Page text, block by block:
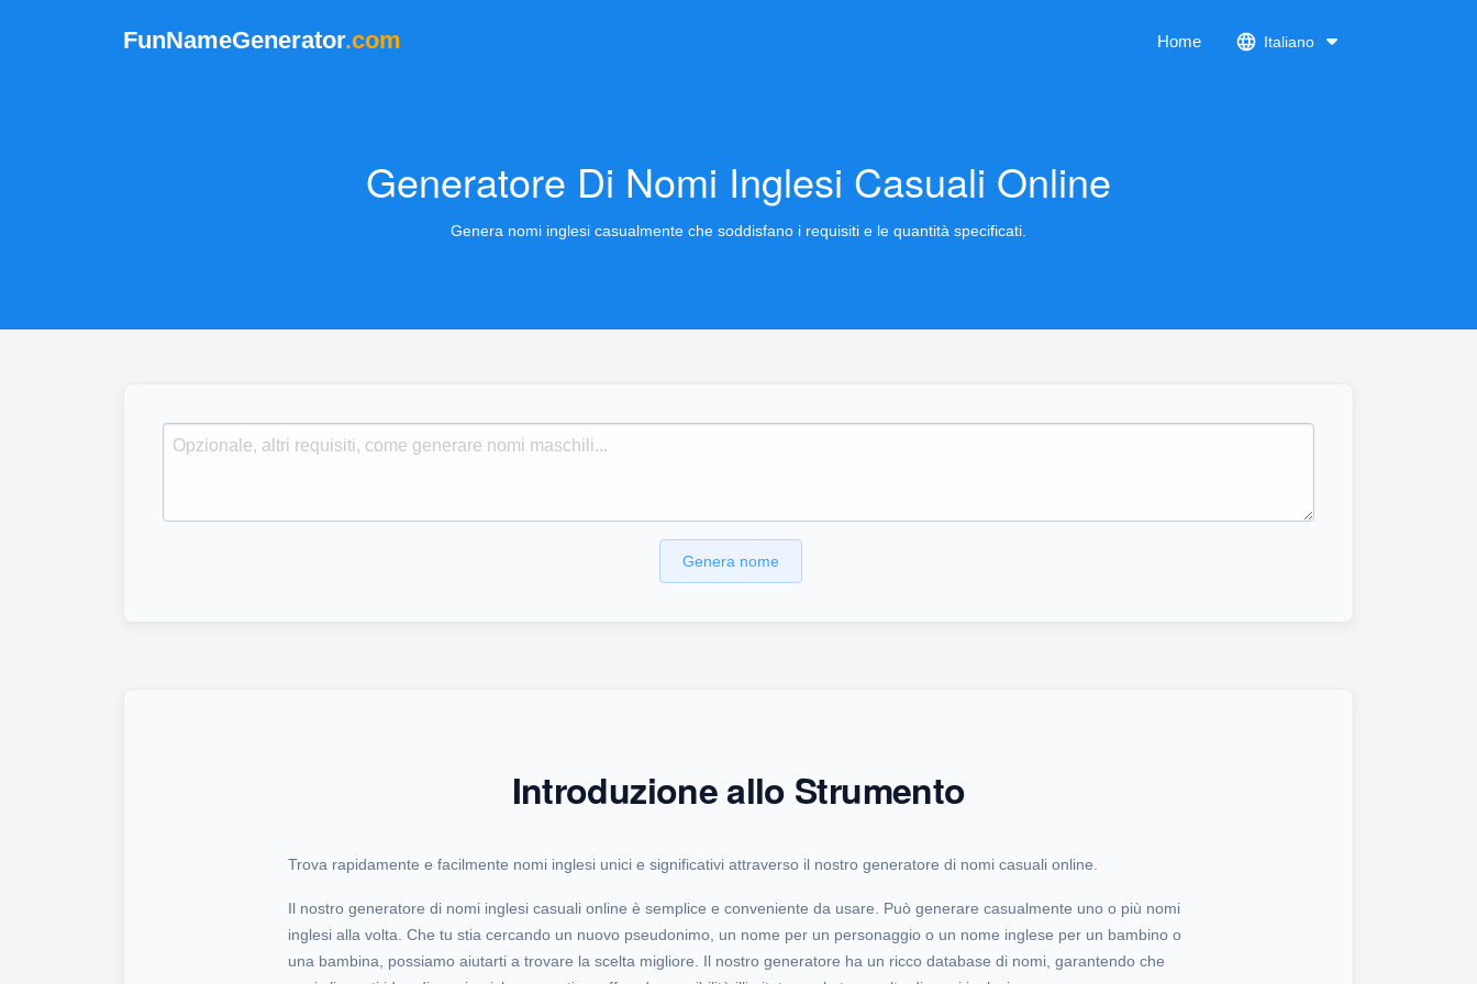
FunNameGenerator.com Home Italiano
Generatore Di Nomi Inglesi Casuali Online
Genera nomi inglesi casualmente che soddisfano i requisiti e le quantità specificati.
Genera nome
Introduzione allo Strumento
Trova rapidamente e facilmente nomi inglesi unici e significativi attraverso il nostro generatore di nomi casuali online.
Il nostro generatore di nomi inglesi casuali online è semplice e conveniente da usare. Può generare casualmente uno o più nomi
inglesi alla volta. Che tu stia cercando un nuovo pseudonimo, un nome per un personaggio o un nome inglese per un bambino o
una bambina, possiamo aiutarti a trovare la scelta migliore. Il nostro generatore ha un ricco database di nomi, garantendo che